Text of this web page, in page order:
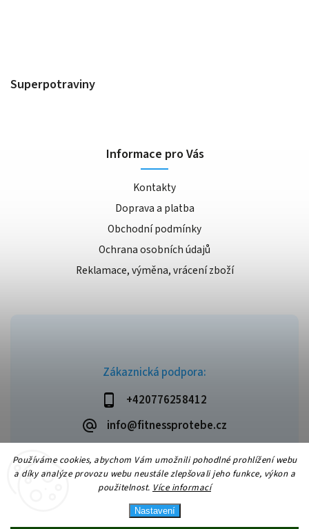
Používáme cookies, abychom Vám umožnili pohodlné prohlížení webu
a díky analýze provozu webu neustále zlepšovali jeho funkce, výkon a
použitelnost. Více informací
Nastavení
Superpotraviny
Zákaznická podpora:
+420776258412
info@fitnessprotebe.cz
Informace pro Vás
Kontakty
Doprava a platba
Obchodní podmínky
Ochrana osobních údajů
Reklamace, výměna, vrácení zboží
Copyright 2026Fitnessprotebe.cz. Všechna práva vyhrazena.
VytvořilShoptet| Design